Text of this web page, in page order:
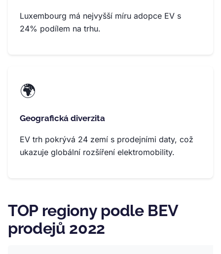
Luxembourg má nejvyšší míru adopce EV s
24% podílem na trhu.
🌍
Geografická diverzita
EV trh pokrývá 24 zemí s prodejními daty, což
ukazuje globální rozšíření elektromobility.
TOP regiony podle BEV
prodejů 2022